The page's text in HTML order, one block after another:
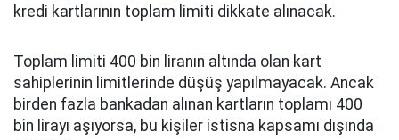
kredi kartlarının toplam limiti dikkate alınacak.
Toplam limiti 400 bin liranın altında olan kart
sahiplerinin limitlerinde düşüş yapılmayacak. Ancak
birden fazla bankadan alınan kartların toplamı 400
bin lirayı aşıyorsa, bu kişiler istisna kapsamı dışında